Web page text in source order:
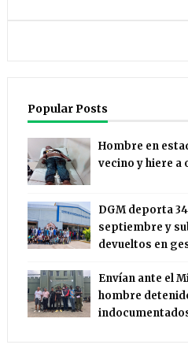
Popular Posts
Hombre en
vecino y hiere a
DGM deporta
septiembre y
devueltos en
Envían ante el
hombre